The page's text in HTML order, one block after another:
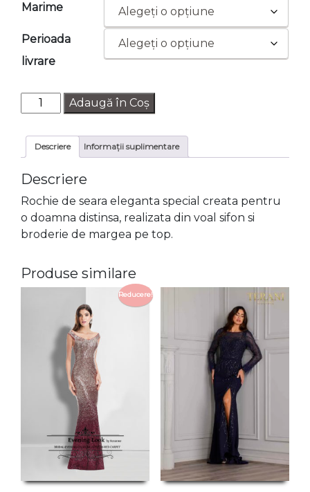
prețuri:
3,900.00 lei
până
la
Marime
Perioada
livrare
Cantitate
Rochie
de
seara
251M4463
Adaugă în Coș
Descriere Informații suplimentare
Descriere
Rochie de seara eleganta special creata pentru
o doamna distinsa, realizata din voal sifon si
broderie de margea pe top.
Produse similare
Reducere!